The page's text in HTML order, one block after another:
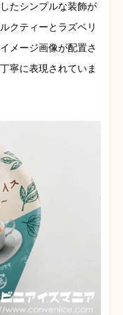
たシンプルな装飾が
クティーとラズベリ
メージ画像が配置さ
寧に表現されていま